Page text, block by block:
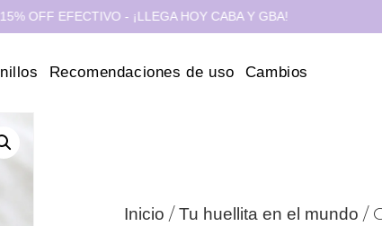
- ¡LLEGA HOY CABA Y GBA! 3
Recomendaciones de uso Cambios
Inicio /Tu huellita en el mundo /